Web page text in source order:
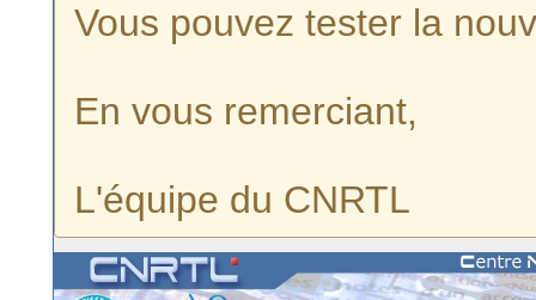
Vous pouvez tester la
En vous remerciant,
L'équipe du CNRTL